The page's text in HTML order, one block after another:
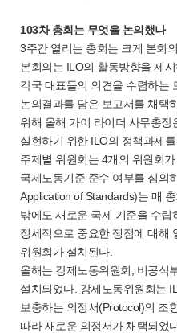
103차 총회는 무엇을 논의했나
3주간 열리는 총회는 크게 본회
본회의는 ILO의 활동방향을 제
각국 대표들의 의견을 수렴하는
논의결과를 담은 보고서를 채택
위해 올해 가이 라이더 사무총장
실현하기 위한 ILO의 정책과제를
주제별 위원회는 4개의 위원회
국제노동기준 준수 여부를 심의
Application of Standards)는 매
밖에도 새로운 국제 기준을 수립
정세적으로 중요한 쟁점에 대해
위원회가 설치된다.
올해는 강제노동위원회, 비공식
설치되었다. 강제노동위원회는
보충하는 의정서(Protocol)의 조
따라 새로운 의정서가 채택되었